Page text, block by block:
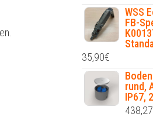
WSS
FB-
35,90€
rund,
IP67,
438,27